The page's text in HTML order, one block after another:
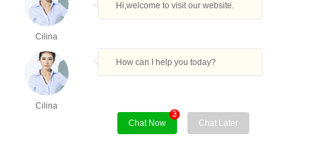
1 pz 20mm In Acciaio Inox Manuale Fiala
Cilina
Hi,welcome to visit our website.
Cilina
How can I help you today?
Chat Now
3
Chat Later